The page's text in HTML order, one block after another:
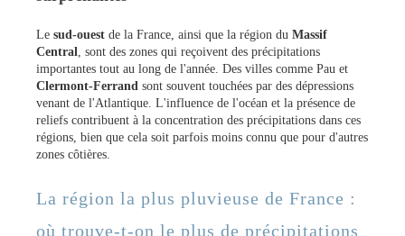
Le sud-ouest de la France, ainsi que la région du Massif
Central , sont des zones qui reçoivent des précipitations
importantes tout au long de l'année. Des villes comme Pau et
Clermont-Ferrand sont souvent touchées par des dépressions
venant de l'Atlantique. L'influence de l'océan et la présence de
reliefs contribuent à la concentration des précipitations dans ces
régions, bien que cela soit parfois moins connu que pour d'autres
zones côtières.
La région la plus pluvieuse de France :
où trouve-t-on le plus de précipitations